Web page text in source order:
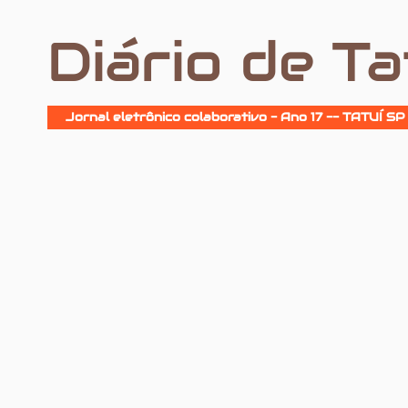
Diário de
Jornal eletrônico colaborativo - Ano 17 -- TATUÍ SP